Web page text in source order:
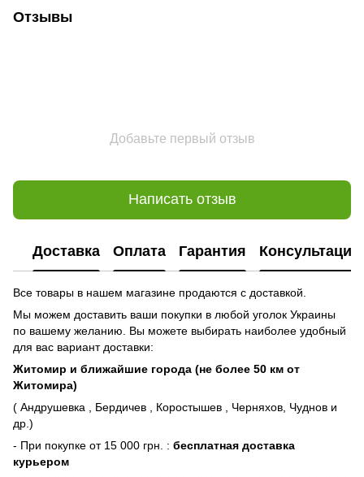
Отзывы
Добавьте первый отзыв
Написать отзыв
Доставка Оплата Гарантия Консультация
Все товары в нашем магазине продаются с доставкой.
Мы можем доставить ваши покупки в любой уголок Украины
по вашему желанию. Вы можете выбирать наиболее удобный
для вас вариант доставки:
Житомир и ближайшие города (не более 50 км от
Житомира)
( Андрушевка , Бердичев , Коростышев , Черняхов, Чуднов и
др.)
- При покупке от 15 000 грн. : бесплатная доставка
курьером